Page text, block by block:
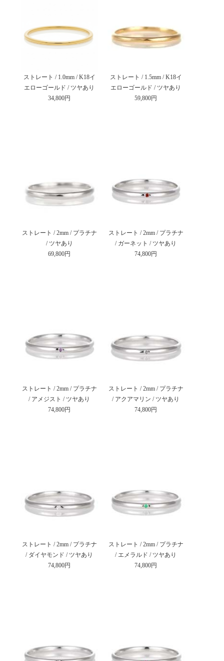
ストレート / 1.0mm / K18イ
エローゴールド / ツヤあり
34,800円
ストレート / 1.5mm / K18イ
エローゴールド / ツヤあり
59,800円
ストレート / 2mm / プラチナ
/ ツヤあり
69,800円
ストレート / 2mm / プラチナ
/ ガーネット / ツヤあり
74,800円
ストレート / 2mm / プラチナ
/ アメジスト / ツヤあり
74,800円
ストレート / 2mm / プラチナ
/ アクアマリン / ツヤあり
74,800円
ストレート / 2mm / プラチナ
/ ダイヤモンド / ツヤあり
74,800円
ストレート / 2mm / プラチナ
/ エメラルド / ツヤあり
74,800円